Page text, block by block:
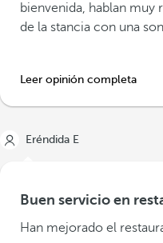
bienvenida, hablan muy
de la stancia con una
Leer opinión completa
Eréndida E
Buen servicio en
Han mejorado el